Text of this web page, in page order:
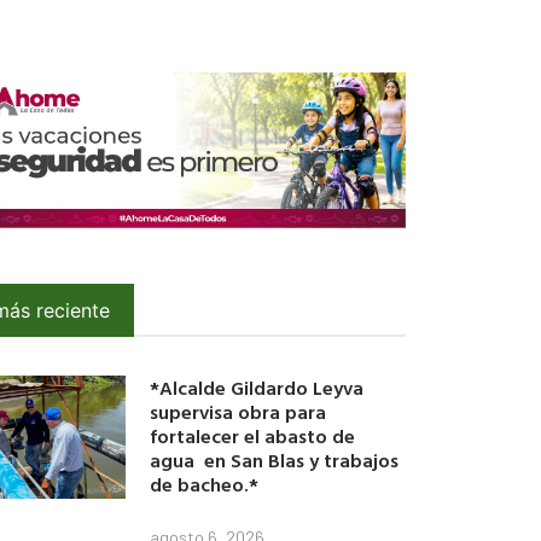
reciente
*Alcalde Gildardo Leyva
supervisa obra para
fortalecer el abasto de
agua en San Blas y trabajos
de bacheo.*